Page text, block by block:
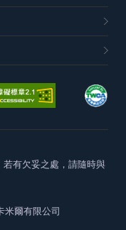
若有欠妥之處，請隨時與
米爾有限公司